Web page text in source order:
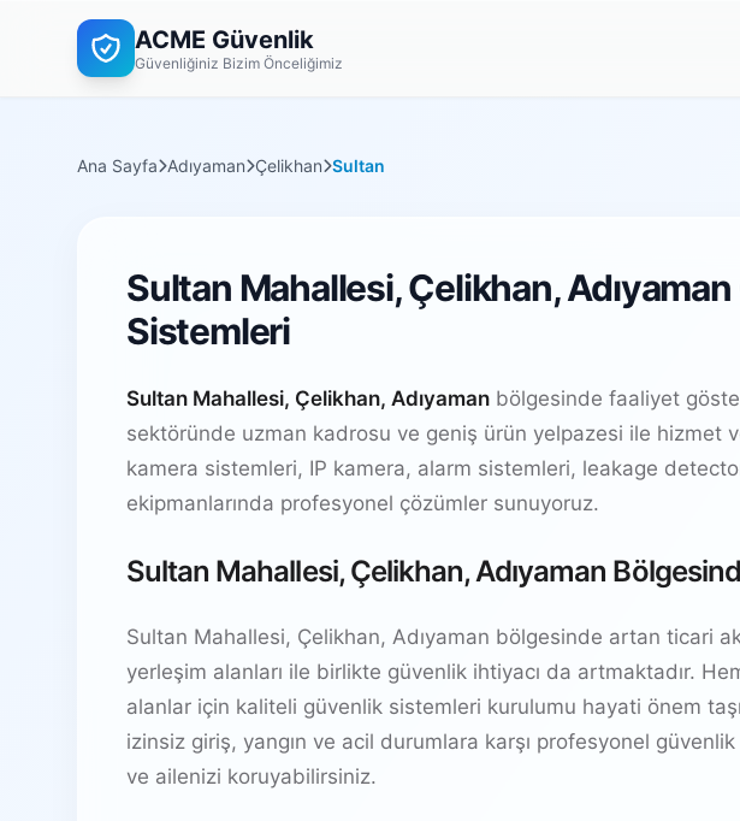
ACME Güvenlik
Güvenliğiniz Bizim Önceliğimiz
Ana Sayfa Adıyaman Çelikhan Sultan
Sultan Mahallesi, Çelikhan,
Sistemleri
Sultan Mahallesi, Çelikhan, Adıyaman bölgesinde faaliyet
sektöründe uzman kadrosu ve geniş ürün yelpazesi ile hizmet
kamera sistemleri, IP kamera, alarm sistemleri, leakage
ekipmanlarında profesyonel çözümler sunuyoruz.
Sultan Mahallesi, Çelikhan, Adıyaman
Sultan Mahallesi, Çelikhan, Adıyaman bölgesinde artan ticari
yerleşim alanları ile birlikte güvenlik ihtiyacı da artmaktadır.
alanlar için kaliteli güvenlik sistemleri kurulumu hayati önem
izinsiz giriş, yangın ve acil durumlara karşı profesyonel güvenlik
ve ailenizi koruyabilirsiniz.